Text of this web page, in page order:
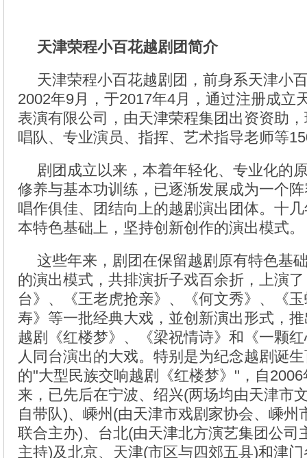
天津荣程小百花越剧团简介
天津荣程小百花越剧团，前身系天津小
2002年9月，于2017年4月，通过注册成立
表演有限公司，由天津荣程集团出资资助
唱队、专业演员、指挥、艺术指导老师等
剧团成立以来，本着年轻化、专业化的
修养与基本功训练，已逐渐发展成为一个
唱作俱佳、团结向上的越剧演出团体。十
本特色基础上，坚持创新创作的演出模式。
这些年来，剧团在保留越剧原有特色基
的演出模式，共排演折子戏百余折，上演
台》、《王老虎抢亲》、《何文秀》、《
寿》等一批经典大戏，並创新演出形式，
越剧《红楼梦》、《梁祝情诗》和《一颗
人同台演出的大戏。特别是为纪念越剧诞
的"大型民族交响越剧《红楼梦》"，自
来，已先后在宁波、绍兴(两场均由天津市
自带队)、嵊州(由天津市戏剧家协会、嵊州
联合主办)、台北(由天津北方演艺集团公司
主持)及北京、天津(市区与四郊五县)和津